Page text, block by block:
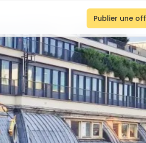
Publier une